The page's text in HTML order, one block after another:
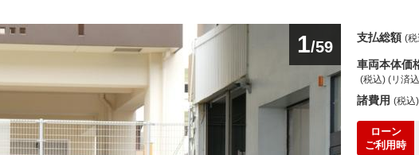
1/59
支払総額 (
車両本体価
(税込) (リ済
諸費用 (税込)
ローン
ご利用時